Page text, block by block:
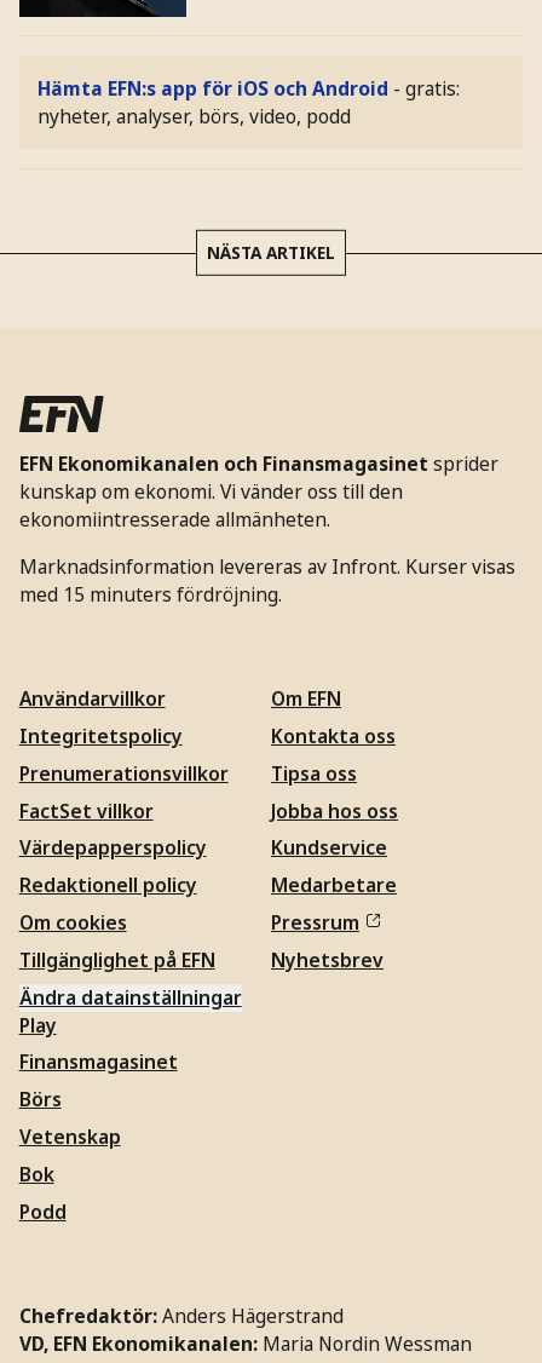
Hämta EFN:s app för iOS och Android - gratis:
nyheter, analyser, börs, video, podd
NÄSTA ARTIKEL
EFN Ekonomikanalen och Finansmagasinet sprider
kunskap om ekonomi. Vi vänder oss till den
ekonomiintresserade allmänheten.
Marknadsinformation levereras av Infront. Kurser visas
med 15 minuters fördröjning.
Användarvillkor
Integritetspolicy
Prenumerationsvillkor
FactSet villkor
Värdepapperspolicy
Redaktionell policy
Om cookies
Tillgänglighet på EFN
Ändra datainställningar
Om EFN
Kontakta oss
Tipsa oss
Jobba hos oss
Kundservice
Medarbetare
Pressrum
Nyhetsbrev
Play
Finansmagasinet
Börs
Vetenskap
Bok
Podd
Chefredaktör:Anders Hägerstrand
VD, EFN Ekonomikanalen: Maria Nordin Wessman